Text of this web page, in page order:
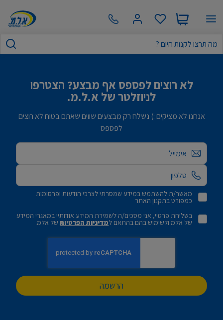
לא רוצים לפספס אף מבצע? הצטרפו
לניוזלטר של א.ל.מ.
אנחנו לא מציקים :) נשלח רק מבצעים שווים שאתם בטוח לא רוצים
לפספס
אימייל
מאשר/ת להשתמש במידע שמסרתי לצרכי הודעות ופרסומות
כמפורט בתקנון האתר
בשליחת פרטיי, אני מסכים/ה לשמירת המידע אודותיי במאגרי המידע
של אלמ ולשימוש בהם בהתאם למדיניות הפרטיותשל אלמ.
הרשמה